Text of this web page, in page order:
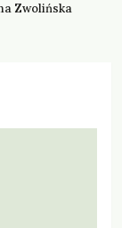
Zwolińska